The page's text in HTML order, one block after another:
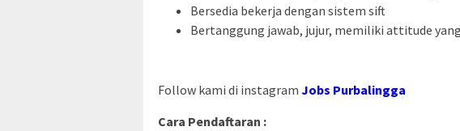
Bersedia bekerja dengan sistem sift
Bertanggung jawab, jujur, memiliki attitude
Follow kami di instagram Jobs Purbalingga
Cara Pendaftaran :